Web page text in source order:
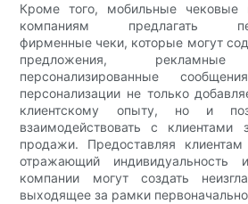
Кроме того, мобильные чековые
компаниям предлагать
фирменные чеки, которые могут
предложения,
персонализированные
персонализации не только
клиентскому опыту, но и
взаимодействовать с клиентами
продажи. Предоставляя
отражающий индивидуальность
компании могут создать
выходящее за рамки